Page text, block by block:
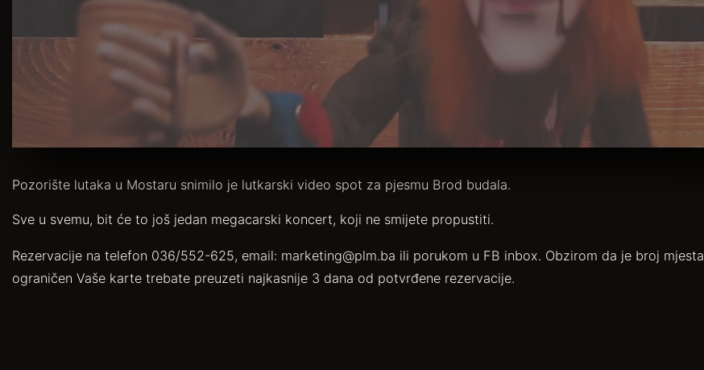
Pozorište lutaka u Mostaru snimilo je lutkarski video spot za pjesmu Brod budala.
Sve u svemu, bit će to još jedan megacarski koncert, koji ne smijete propustiti.
Rezervacije na telefon 036/552-625, email: marketing@plm.ba ili porukom u FB inbox. Obzirom da je broj mjesta
ograničen Vaše karte trebate preuzeti najkasnije 3 dana od potvrđene rezervacije.